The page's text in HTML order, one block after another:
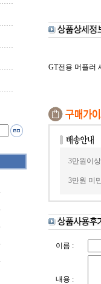
GT전용 머플러
3만원이
3만원 미
이름 :
내용 :